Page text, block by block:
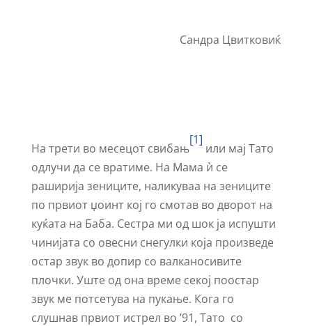
Сандра Цвитковиќ
На трети во месецот свибањ
[1]
или мај Тато
одлучи да се вратиме. На Мама ѝ се
раширија зениците, наликуваа на зениците
по првиот џоинт кој го смотав во дворот на
куќата на Баба. Сестра ми од шок ја испушти
чинијата со овесни снегулки која произведе
остар звук во допир со валканосивите
плочки. Уште од она време секој поостар
звук ме потсетува на пукање. Кога го
слушнав првиот истрел во ’91, Тато со